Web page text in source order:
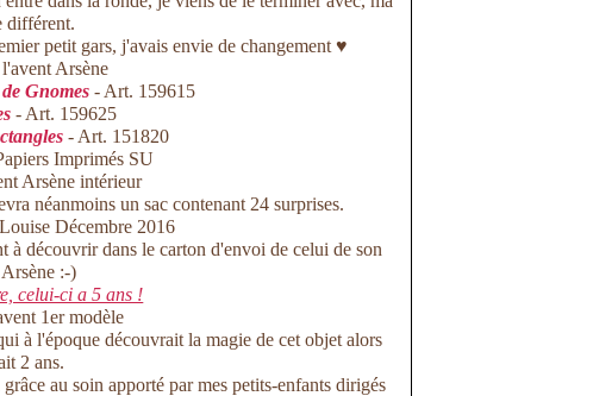
différent.
petit gars, j'avais envie de changement ♥
Gnomes- Art. 159615
- Art. 159625
- Art. 151820
Imprimés SU
néanmoins un sac contenant 24 surprises.
à découvrir dans le carton d'envoi de celui de son
:-)
celui-ci a 5 ans !
à l'époque découvrait la magie de cet objet alors
2 ans.
au soin apporté par mes petits-enfants dirigés